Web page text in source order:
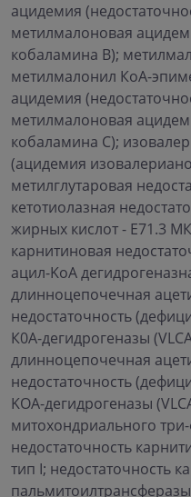
ацидемия
метилмалоновая
кобаламина В);
метилмалонил КоА-
ацидемия
метилмалоновая
кобаламина С);
(ацидемия
метилглутаровая
кетотиолазная
жирных кислот - Е71.3
карнитиновая
ацил-KоА
длинноцепочечная
недостаточность
К0А-дегидрогеназы
длинноцепочечная
недостаточность
KОА-дегидрогеназы
митохондриального
недостаточность
тип I; недостаточность